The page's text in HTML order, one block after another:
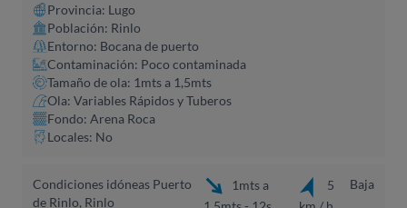
Provincia: Lugo
Población: Rinlo
Entorno: Bocana de puerto
Contaminación: Poco contaminada
Tamaño de ola: 1mts a 1,5mts
Ola: Variables Rápidos y Tuberos
Fondo: Arena Roca
Locales: No
Condiciones idóneas Puerto
de Rinlo, Rinlo
1mts a
5
Baja